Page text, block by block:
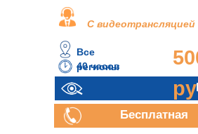
40 часов
Все
регионы
Бесплатная
С видеотрансляцией